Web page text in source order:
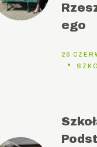
ego
26